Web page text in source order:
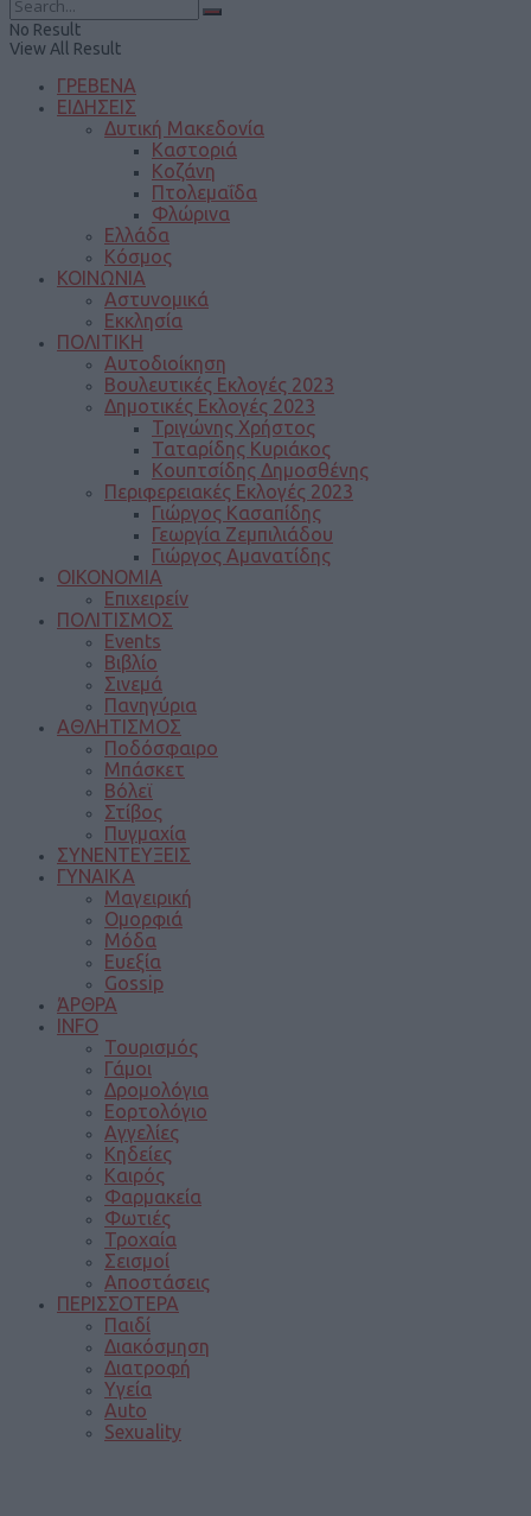
No Result
View All Result
ΓΡΕΒΕΝΑ
ΕΙΔΗΣΕΙΣ
Δυτική Μακεδονία
Καστοριά
Κοζάνη
Πτολεμαΐδα
Φλώρινα
Ελλάδα
Κόσμος
ΚΟΙΝΩΝΙΑ
Αστυνομικά
Εκκλησία
ΠΟΛΙΤΙΚΗ
Αυτοδιοίκηση
Βουλευτικές Εκλογές 2023
Δημοτικές Εκλογές 2023
Τριγώνης Χρήστος
Ταταρίδης Κυριάκος
Κουπτσίδης Δημοσθένης
Περιφερειακές Εκλογές 2023
Γιώργος Κασαπίδης
Γεωργία Ζεμπιλιάδου
Γιώργος Αμανατίδης
ΟΙΚΟΝΟΜΙΑ
Επιχειρείν
ΠΟΛΙΤΙΣΜΟΣ
Events
Βιβλίο
Σινεμά
Πανηγύρια
ΑΘΛΗΤΙΣΜΟΣ
Ποδόσφαιρο
Μπάσκετ
Βόλεϊ
Στίβος
Πυγμαχία
ΣΥΝΕΝΤΕΥΞΕΙΣ
ΓΥΝΑΙΚΑ
Μαγειρική
Ομορφιά
Μόδα
Ευεξία
Gossip
ΆΡΘΡΑ
INFO
Τουρισμός
Γάμοι
Δρομολόγια
Εορτολόγιο
Αγγελίες
Κηδείες
Καιρός
Φαρμακεία
Φωτιές
Τροχαία
Σεισμοί
Αποστάσεις
ΠΕΡΙΣΣΟΤΕΡΑ
Παιδί
Διακόσμηση
Διατροφή
Υγεία
Auto
Sexuality